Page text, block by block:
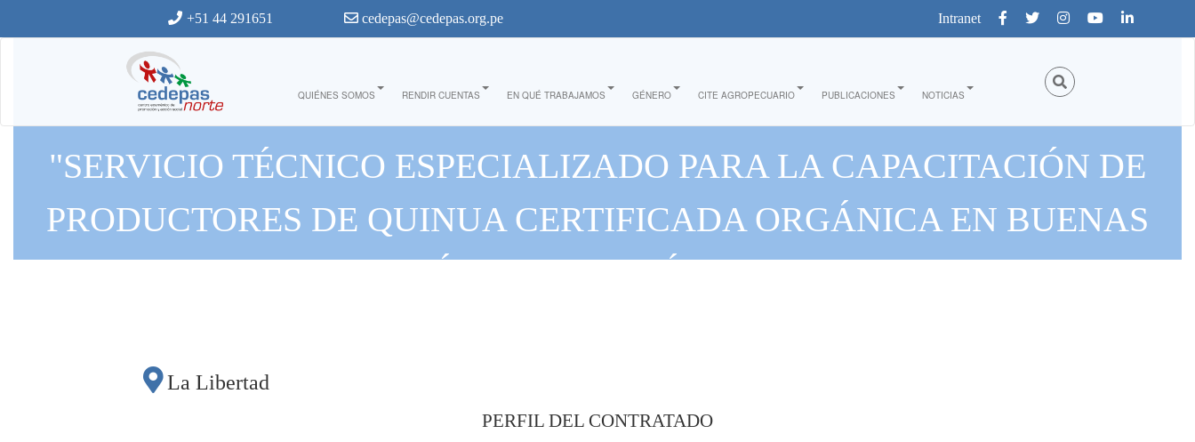
+51 44 291651 cedepas@cedepas.org.pe Intranet
QUIÉNES SOMOS RENDIR CUENTAS EN QUÉ TRABAJAMOS GÉNERO CITE AGROPECUARIO PUBLICACIONES NOTICIAS
"SERVICIO TÉCNICO ESPECIALIZADO PARA LA CAPACITACIÓN DE
PRODUCTORES DE QUINUA CERTIFICADA ORGÁNICA EN BUENAS
PRÁCTICAS AGRÍCOLAS"
La Libertad
PERFIL DEL CONTRATADO